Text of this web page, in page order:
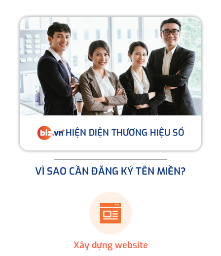
HIỆN DIỆN THƯƠNG HIỆU SỐ
VÌ SAO CẦN ĐĂNG KÝ TÊN MIỀN?
Xây dựng website